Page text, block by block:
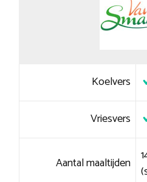
Koelvers
Vriesvers
Aantal maaltijden